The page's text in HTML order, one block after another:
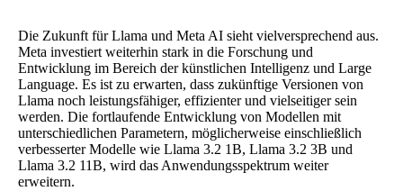
Die Zukunft für Llama und Meta AI sieht vielversprechend aus.
Meta investiert weiterhin stark in die Forschung und
Entwicklung im Bereich der künstlichen Intelligenz und Large
Language. Es ist zu erwarten, dass zukünftige Versionen von
Llama noch leistungsfähiger, effizienter und vielseitiger sein
werden. Die fortlaufende Entwicklung von Modellen mit
unterschiedlichen Parametern, möglicherweise einschließlich
verbesserter Modelle wie Llama 3.2 1B, Llama 3.2 3B und
Llama 3.2 11B, wird das Anwendungsspektrum weiter
erweitern.